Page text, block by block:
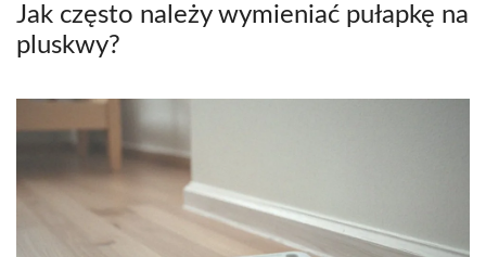
Jak często należy wymieniać pułapkę na
pluskwy?